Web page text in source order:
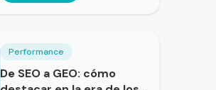
Performance
De SEO a GEO: cómo